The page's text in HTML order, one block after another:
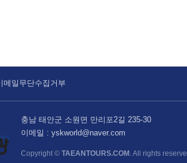
메일무단수집거부
충남 태안군 소원면 만리포2길 235-30
이메일 : yskworld@naver.com
Copyright © TAEANTOURS.COM . All rights